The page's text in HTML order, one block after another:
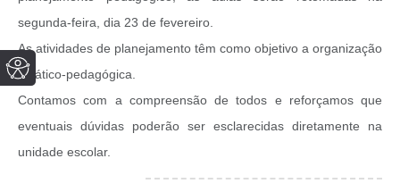
segunda-feira, dia 23 de fevereiro.
As atividades de planejamento têm como objetivo a organização
didático-pedagógica.
Contamos com a compreensão de todos e reforçamos que
eventuais dúvidas poderão ser esclarecidas diretamente na
unidade escolar.